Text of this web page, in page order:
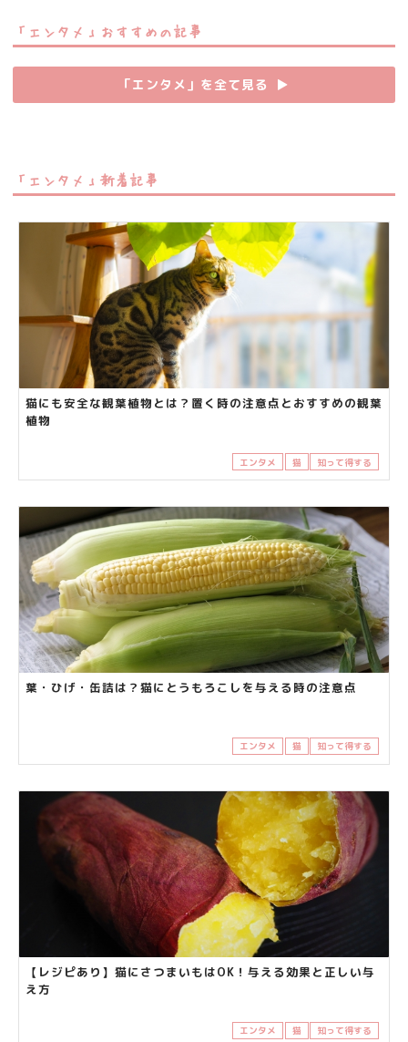
「エンタメ」おすすめの記事
「エンタメ」を全て見る ▶︎
「エンタメ」新着記事
猫にも安全な観葉植物とは？置く時の注意点とおすすめの観葉
植物
エンタメ 猫 知って得する
葉・ひげ・缶詰は？猫にとうもろこしを与える時の注意点
エンタメ 猫 知って得する
【レジピあり】猫にさつまいもはOK！与える効果と正しい与
え方
エンタメ 猫 知って得する